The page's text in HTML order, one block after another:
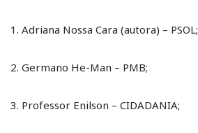
1. Adriana Nossa Cara (autora) – PSOL;
2. Germano He-Man – PMB;
3. Professor Enilson – CIDADANIA;